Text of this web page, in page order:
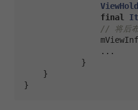
final
// 将后
                ...
            }